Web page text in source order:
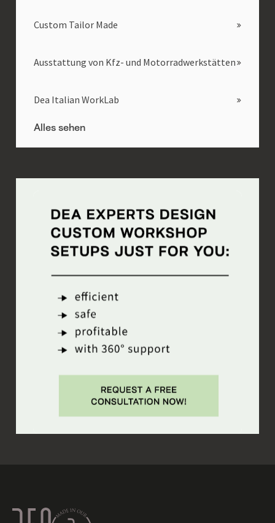
Custom Tailor Made
Ausstattung von Kfz- und Motorradwerkstätten
Dea Italian WorkLab
Alles sehen